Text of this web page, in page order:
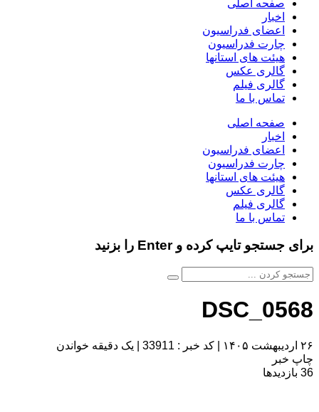
صفحه اصلی
اخبار
اعضای فدراسیون
چارت فدراسیون
هیئت های استانها
گالری عکس
گالری فیلم
تماس با ما
صفحه اصلی
اخبار
اعضای فدراسیون
چارت فدراسیون
هیئت های استانها
گالری عکس
گالری فیلم
تماس با ما
برای جستجو تایپ کرده و Enter را بزنید
DSC_0568
۲۶ اردیبهشت ۱۴۰۵ کد خبر : 33911
یک دقیقه خواندن
چاپ خبر
36 بازدیدها